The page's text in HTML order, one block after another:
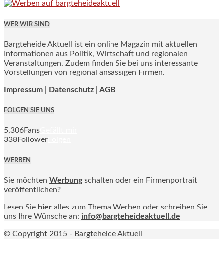
WER WIR SIND
Bargteheide Aktuell ist ein online Magazin mit aktuellen
Informationen aus Politik, Wirtschaft und regionalen
Veranstaltungen. Zudem finden Sie bei uns interessante
Vorstellungen von regional ansässigen Firmen.
Impressum Datenschutz | AGB
FOLGEN SIE UNS
5,306Fans
338Follower
WERBEN
Sie möchten Werbung schalten oder ein Firmenportrait
veröffentlichen?
Lesen Sie hier alles zum Thema Werben oder schreiben Sie
uns Ihre Wünsche an: info@bargteheideaktuell.de
© Copyright 2015 - Bargteheide Aktuell